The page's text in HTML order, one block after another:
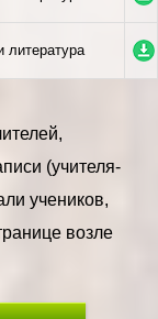
литература
(учителя-
учеников,
возле